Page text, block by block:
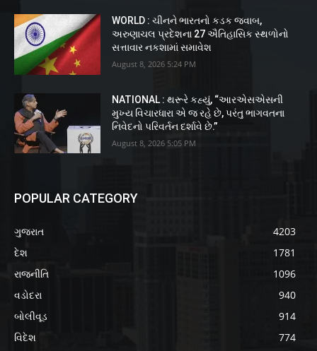
WORLD : ચીનને ભારતનો કડક જવાબ,
અરુણાચલ પ્રદેશના 27 ઐતિહાસિક સ્થળોનો
સત્તાવાર નકશામાં સમાવેશ
August 8, 2026 5:24 PM
NATIONAL : થરૂરે કહ્યું, “આરએસએસની
મુખ્ય વિચારધારા એ જ રહે છે, પરંતુ ભાગવતના
નિવેદનો પરિવર્તન દર્શાવે છે.”
August 8, 2026 5:05 PM
POPULAR CATEGORY
ગુજરાત
4203
દેશ
1781
રાજનીતિ
1096
વડોદરા
940
બોલીવૂડ
914
વિદેશ
774